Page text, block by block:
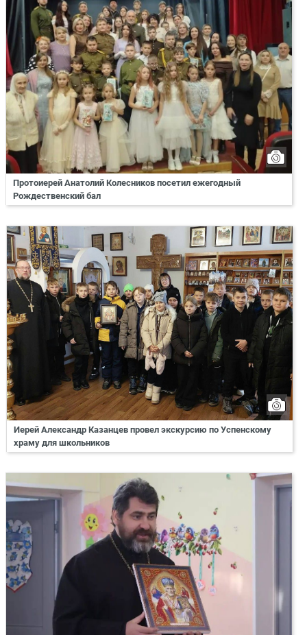
Протоиерей Анатолий Колесников посетил ежегодный
Рождественский бал
Иерей Александр Казанцев провел экскурсию по Успенскому
храму для школьников